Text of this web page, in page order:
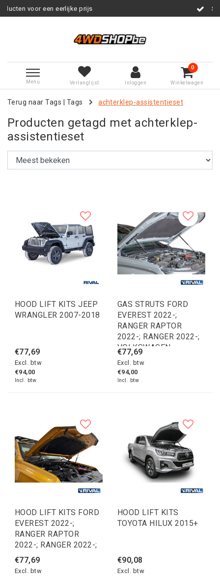
prijs
Menu Verlanglijst Inloggen
0
Winkelwagen
Terug naar Tags Tags achterklep-assistentieset
Producten getagd met achterklep-
assistentieset
HOOD LIFT KITS JEEP
WRANGLER 2007-2018
€77,69
Excl. btw
€94,00
Incl. btw
GAS STRUTS FORD
EVEREST 2022-;
RANGER RAPTOR
2022-; RANGER 2022-;
VOLKSWAGEN
AMAROK 2023
€77,69
Excl. btw
€94,00
Incl. btw
HOOD LIFT KITS FORD
EVEREST 2022-;
RANGER RAPTOR
2022-; RANGER 2022-;
€77,69
Excl. btw
HOOD LIFT KITS
TOYOTA HILUX 2015+
€90,08
Excl. btw